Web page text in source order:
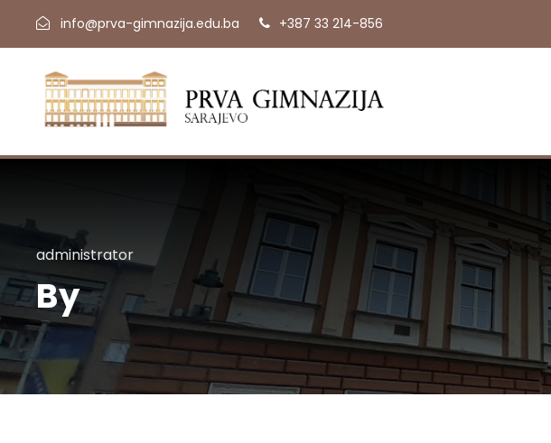
info@prva-gimnazija.edu.ba +387 33 214-856
administrator
By